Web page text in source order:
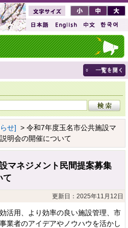
せ] > 令和7年度玉名市公共施設マ
明会の開催について
マネジメント民間提案募集
て
更新日：2025年11月12日
活用、より効率の良い施設管理、市
業者のアイデアやノウハウを活かし